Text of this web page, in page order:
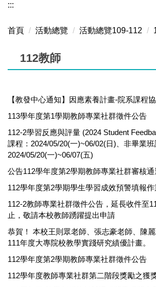
:::
首頁 活動總覽 活動總覽109-112
112教師
【教發中心通知】因應素養計畫-院系課程
113學年度第1學期教師專業社群徵件公告
112-2學習反應與評量 (2024 Student
課程：2024/05/20(一)~06/02(日)、非畢業班
2024/05/20(一)~06/07(五)
公告112學年度第2學期教師專業社群審核
112學年度第2學期學生學習成效預警填報作
112-2教師專業社群徵件公告，延長收件至
止，敬請本校教師踴躍提出申請
恭賀！ 本校王則眾老師、張志豪老師、陳
111年度大專院校教學實踐研究績優計畫。
112學年度第2學期教師專業社群徵件公告
112學年度教師專業社群第二階段獎勵之獲